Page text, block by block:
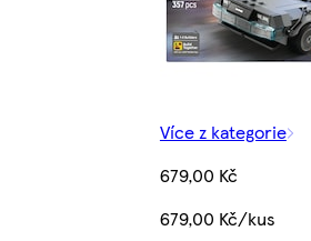
Více z kategorie
679,00 Kč
679,00 Kč/kus